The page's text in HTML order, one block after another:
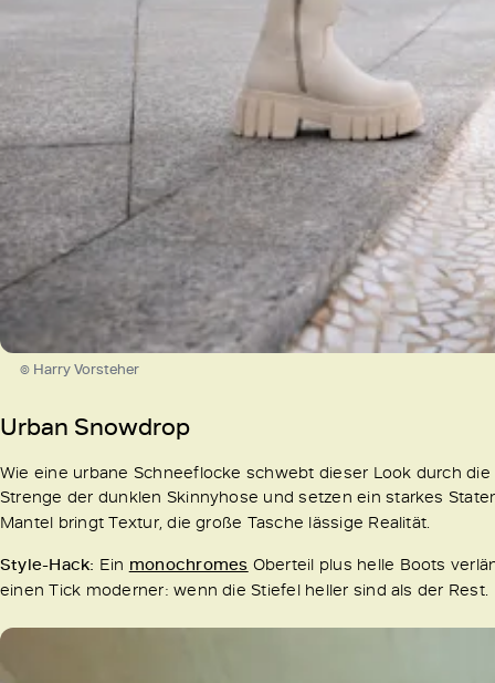
© Harry Vorsteher
Urban Snowdrop
Wie eine urbane Schneeflocke schwebt dieser Look durch
Strenge der dunklen Skinnyhose und setzen ein starkes
Mantel bringt Textur, die große Tasche lässige Realität.
Style-Hack: Ein monochromes Oberteil plus helle Boots
einen Tick moderner: wenn die Stiefel heller sind als der Rest.